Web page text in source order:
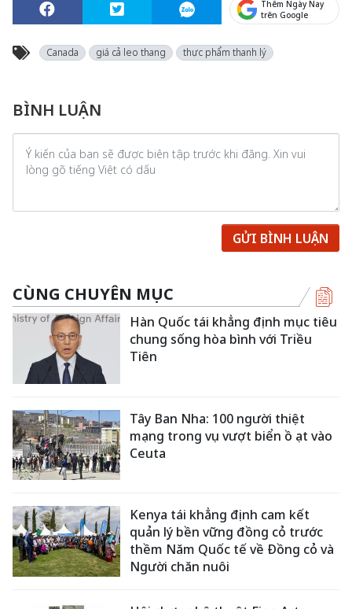
Thêm Ngày Nay
trên Google
Canada giá cả leo thang thực phẩm thanh lý
BÌNH LUẬN
GỬI BÌNH LUẬN
CÙNG CHUYÊN MỤC
Hàn Quốc tái khẳng định mục tiêu
chung sống hòa bình với Triều
Tiên
Tây Ban Nha: 100 người thiệt
mạng trong vụ vượt biển ồ ạt vào
Ceuta
Kenya tái khẳng định cam kết
quản lý bền vững đồng cỏ trước
thềm Năm Quốc tế về Đồng cỏ và
Người chăn nuôi